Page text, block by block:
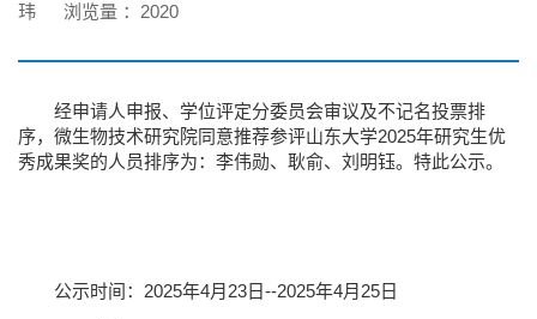
玮
浏览量 ： 2020
经申请人申报、学位评定分委员会审议及不记名投票排
序，微生物技术研究院同意推荐参评山东大学2025年研究生优
秀成果奖的人员排序为：李伟勋、耿俞、刘明钰。特此公示。
公示时间：2025年4月23日--2025年4月25日